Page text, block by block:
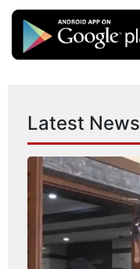
Latest News